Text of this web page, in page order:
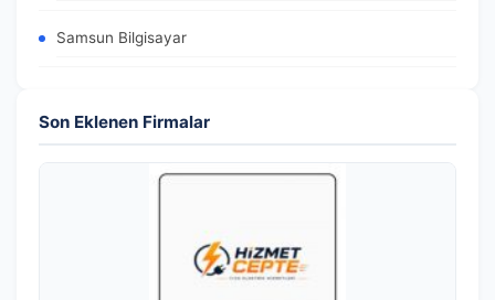
Samsun Bilgisayar
Son Eklenen Firmalar